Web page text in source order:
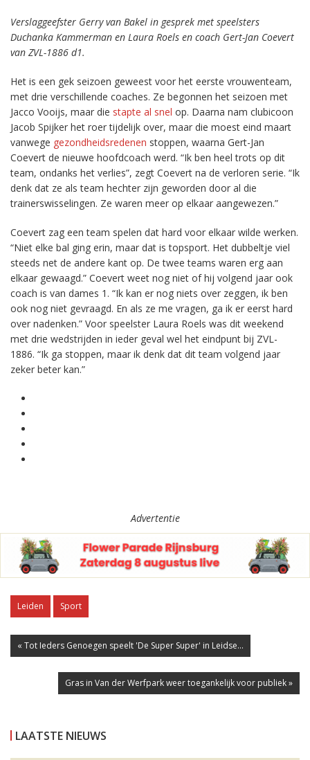
Verslaggeefster Gerry van Bakel in gesprek met speelsters
Duchanka Kammerman en Laura Roels en coach Gert-Jan Coevert
van ZVL-1886 d1.
Het is een gek seizoen geweest voor het eerste vrouwenteam,
met drie verschillende coaches. Ze begonnen het seizoen met
Jacco Vooijs, maar die stapte al snel op. Daarna nam clubicoon
Jacob Spijker het roer tijdelijk over, maar die moest eind maart
vanwege gezondheidsredenen stoppen, waarna Gert-Jan
Coevert de nieuwe hoofdcoach werd. “Ik ben heel trots op dit
team, ondanks het verlies”, zegt Coevert na de verloren serie. “Ik
denk dat ze als team hechter zijn geworden door al die
trainerswisselingen. Ze waren meer op elkaar aangewezen.”
Coevert zag een team spelen dat hard voor elkaar wilde werken.
“Niet elke bal ging erin, maar dat is topsport. Het dubbeltje viel
steeds net de andere kant op. De twee teams waren erg aan
elkaar gewaagd.” Coevert weet nog niet of hij volgend jaar ook
coach is van dames 1. “Ik kan er nog niets over zeggen, ik ben
ook nog niet gevraagd. En als ze me vragen, ga ik er eerst hard
over nadenken.” Voor speelster Laura Roels was dit weekend
met drie wedstrijden in ieder geval wel het eindpunt bij ZVL-
1886. “Ik ga stoppen, maar ik denk dat dit team volgend jaar
zeker beter kan.”
Advertentie
Leiden Sport
« Tot Ieders Genoegen speelt 'De Super Super' in Leidse...
Gras in Van der Werfpark weer toegankelijk voor publiek »
LAATSTE NIEUWS